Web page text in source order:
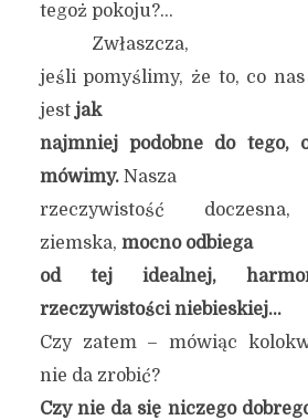
tegoż pokoju?…
Zwłaszcza,
jeśli pomyślimy, że to, co nas
jest jak
najmniej podobne do tego,
mówimy.Nasza
rzeczywistość doczesna,
ziemska, mocno odbiega
od tej idealnej,
rzeczywistości niebieskiej…
Czy zatem – mówiąc
nie da zrobić?
Czy nie da się niczego